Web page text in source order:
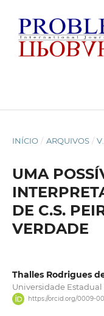
INÍCIO / ARQUIVOS /
UMA
DE C.S.
VERDADE
Thalles Rodrigues
Universidade Estadual
https://orcid.org/0009-